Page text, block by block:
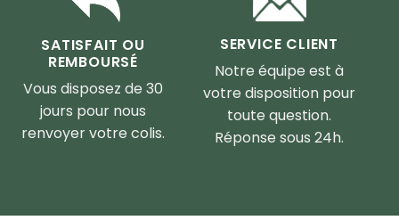
SATISFAIT OU
REMBOURSÉ
Vous disposez de 30
jours pour nous
renvoyer votre colis.
SERVICE CLIENT
Notre équipe est à
votre disposition pour
toute question.
Réponse sous 24h.